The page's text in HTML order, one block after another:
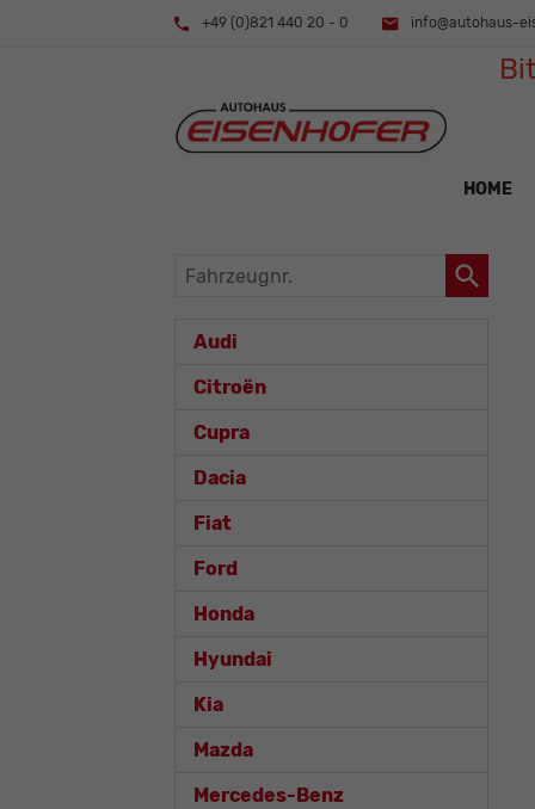
+49 (0)821 440 20 - 0 info@autohaus-
HOME
Fahrzeugnr.
Audi
Citroën
Cupra
Dacia
Fiat
Ford
Honda
Hyundai
Kia
Mazda
Mercedes-Benz